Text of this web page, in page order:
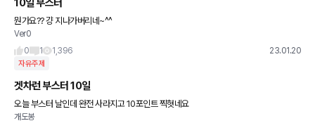
10일 부스터
뭔가요?? 걍 지나가버리네~^^
Ver0
0
1 1,396 23.01.20
자유주제
겟차런 부스터 10일
오늘 부스터 날인데 완전 사라지고 10포인트 찍혓네요
개도봉